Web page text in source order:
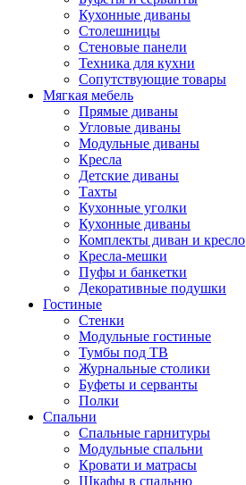
Кухонные диваны
Столешницы
Стеновые панели
Техника для кухни
Сопутствующие товары
Мягкая мебель
Прямые диваны
Угловые диваны
Модульные диваны
Кресла
Детские диваны
Тахты
Кухонные уголки
Кухонные диваны
Комплекты диван и кресло
Кресла-мешки
Пуфы и банкетки
Декоративные подушки
Гостиные
Стенки
Модульные гостиные
Тумбы под ТВ
Журнальные столики
Буфеты и серванты
Полки
Спальни
Спальные гарнитуры
Модульные спальни
Кровати и матрасы
Шкафы в спальню